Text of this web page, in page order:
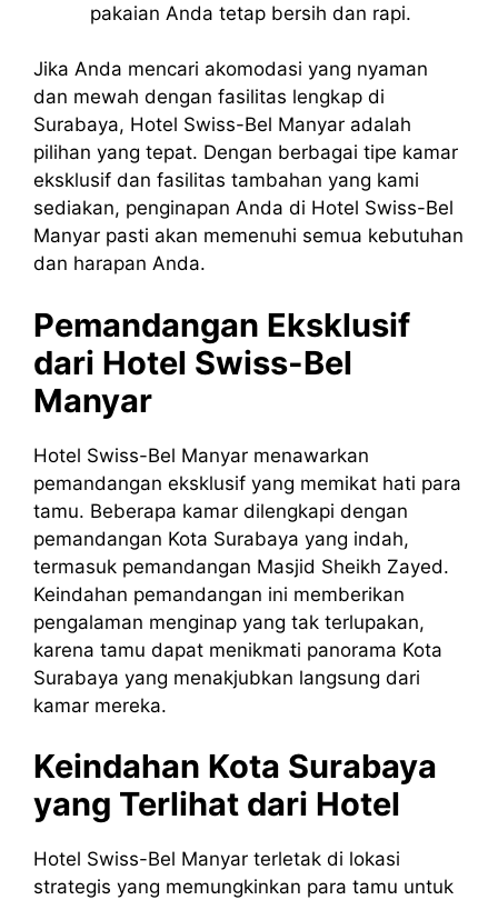
pakaian Anda tetap bersih dan rapi.
Jika Anda mencari akomodasi yang nyaman
dan mewah dengan fasilitas lengkap di
Surabaya, Hotel Swiss-Bel Manyar adalah
pilihan yang tepat. Dengan berbagai tipe kamar
eksklusif dan fasilitas tambahan yang kami
sediakan, penginapan Anda di Hotel Swiss-Bel
Manyar pasti akan memenuhi semua kebutuhan
dan harapan Anda.
Pemandangan Eksklusif
dari Hotel Swiss-Bel
Manyar
Hotel Swiss-Bel Manyar menawarkan
pemandangan eksklusif yang memikat hati para
tamu. Beberapa kamar dilengkapi dengan
pemandangan Kota Surabaya yang indah,
termasuk pemandangan Masjid Sheikh Zayed.
Keindahan pemandangan ini memberikan
pengalaman menginap yang tak terlupakan,
karena tamu dapat menikmati panorama Kota
Surabaya yang menakjubkan langsung dari
kamar mereka.
Keindahan Kota Surabaya
yang Terlihat dari Hotel
Hotel Swiss-Bel Manyar terletak di lokasi
strategis yang memungkinkan para tamu untuk